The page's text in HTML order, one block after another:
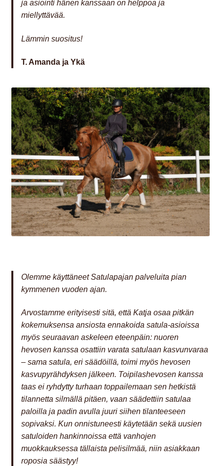
ja asiointi hänen kanssaan on helppoa ja
miellyttävää.
Lämmin suositus!
T. Amanda ja Ykä
Olemme käyttäneet Satulapajan palveluita pian
kymmenen vuoden ajan.
Arvostamme erityisesti sitä, että Katja osaa pitkän
kokemuksensa ansiosta ennakoida satula-asioissa
myös seuraavan askeleen eteenpäin: nuoren
hevosen kanssa osattiin varata satulaan kasvunvaraa
– sama satula, eri säädöillä, toimi myös hevosen
kasvupyrähdyksen jälkeen. Toipilashevosen kanssa
taas ei ryhdytty turhaan toppailemaan sen hetkistä
tilannetta silmällä pitäen, vaan säädettiin satulaa
paloilla ja padin avulla juuri siihen tilanteeseen
sopivaksi. Kun onnistuneesti käytetään sekä uusien
satuloiden hankinnoissa että vanhojen
muokkauksessa tällaista pelisilmää, niin asiakkaan
roposia säästyy!